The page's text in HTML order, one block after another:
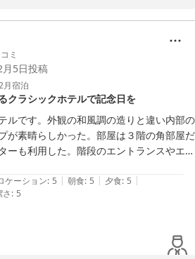
りお楽しみいただくためにルームサービ
事、居心地良くお過ごしいただけたご様
たしました。
きまして温かいお言葉を頂戴し、特に女
でいただきありがとうございます。
けたことは、本人にとっても大きな励
なかった」とのお言葉から、お部屋での
だけたことが伺え、何よりでございま
いただけるお食事につきましても前向
いているとのこと、大変光栄です。
、変わらぬおもてなしでお迎えできるよ
ミ
5日投稿
月宿泊
クラシックホテルで記念日を
ルです。外観の和風調の造りと違い内部の
が素晴らしかった。部屋は３階の角部屋だ
ーも利用した。階段のエントランスやエレ
、エレベーターの金張りのデザインなど
ントロビーの内装は、クラシックホテル
、洗面台は最新の物なのでストレスは全く
ば最高である。朝日の光の道ができる海、
ケーション: 5 | 朝食: 5 | 夕食: 5 |
: 5